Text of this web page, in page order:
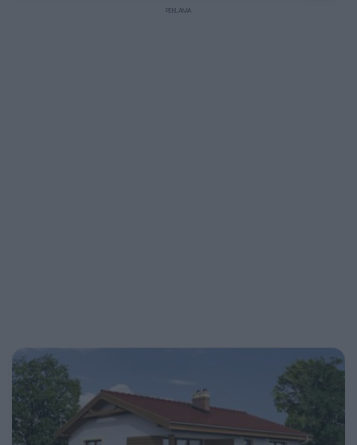
REKLAMA